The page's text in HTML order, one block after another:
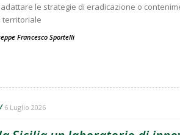
le strategie di eradicazione o
territoriale
Francesco Sportelli
6 Luglio 2026